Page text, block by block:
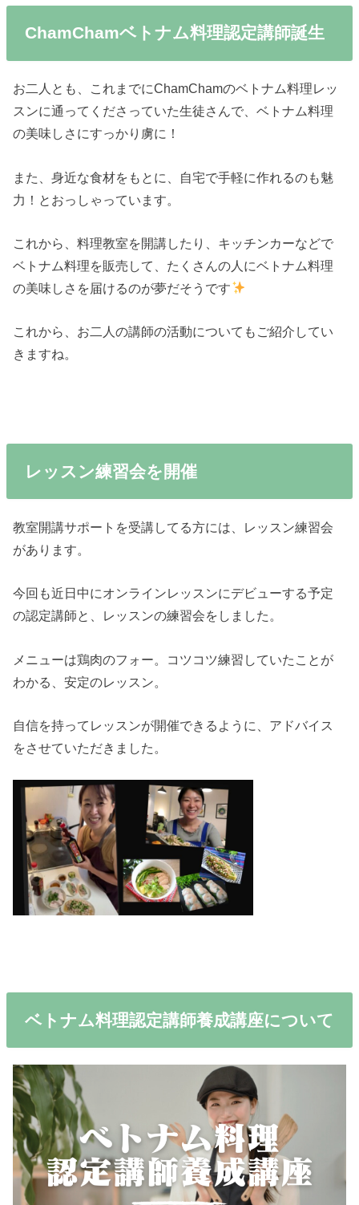
ChamChamベトナム料理認定講師誕生
お二人とも、これまでにChamChamのベトナム料理レッ
スンに通ってくださっていた生徒さんで、ベトナム料理
の美味しさにすっかり虜に！
また、身近な食材をもとに、自宅で手軽に作れるのも魅
力！とおっしゃっています。
これから、料理教室を開講したり、キッチンカーなどで
ベトナム料理を販売して、たくさんの人にベトナム料理
の美味しさを届けるのが夢だそうです
これから、お二人の講師の活動についてもご紹介してい
きますね。
レッスン練習会を開催
教室開講サポートを受講してる方には、レッスン練習会
があります。
今回も近日中にオンラインレッスンにデビューする予定
の認定講師と、レッスンの練習会をしました。
メニューは鶏肉のフォー。コツコツ練習していたことが
わかる、安定のレッスン。
自信を持ってレッスンが開催できるように、アドバイス
をさせていただきました。
ベトナム料理認定講師養成講座について